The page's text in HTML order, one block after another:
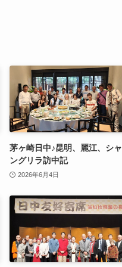
茅ヶ崎日中♪昆明、麗江、シャ
ングリラ訪中記
2026年6月4日